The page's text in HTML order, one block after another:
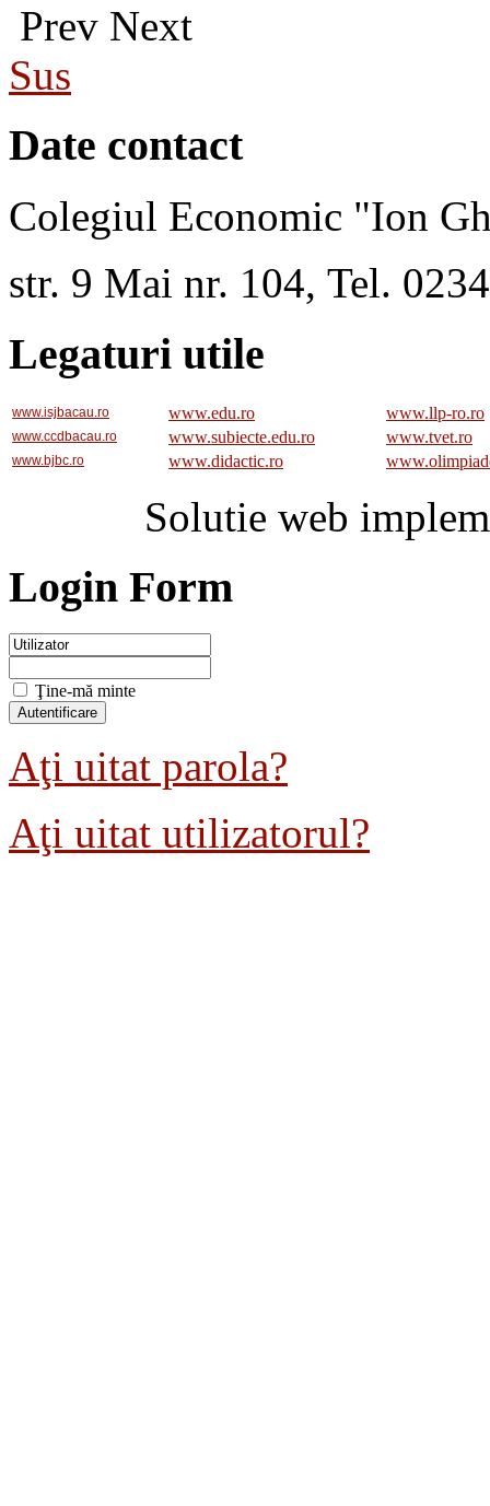
Prev Next
Sus
Date contact
Colegiul Economic "Ion
str. 9 Mai nr. 104, Tel.
Legaturi utile
www.isjbacau.ro www.edu.ro www.llp-ro.ro
www.ccdbacau.ro www.subiecte.edu.ro www.tvet.ro
www.bjbc.ro www.didactic.ro
Solutie web
Login Form
Ţine-mă minte
Aţi uitat parola?
Aţi uitat utilizatorul?